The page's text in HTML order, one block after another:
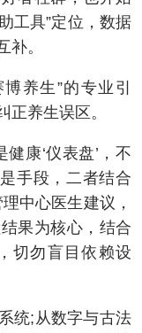
工具”定位，数据
补。
养生”的专业引
正养生误区。
康‘仪表盘’，不
手段，二者结合
中心医生建议，
果为核心，结合
切勿盲目依赖设
统;从数字与古法